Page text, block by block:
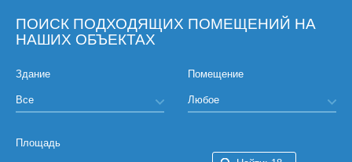
ПОИСК ПОДХОДЯЩИХ ПОМЕЩЕНИЙ НА
НАШИХ ОБЪЕКТАХ
Здание Помещение
Площадь